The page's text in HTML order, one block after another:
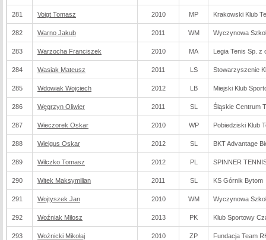
281 Voigt Tomasz 2010 MP Krakowski Klub
282 Warno Jakub 2011 WM Wyczynowa
283 Warzocha Franciszek 2010 MA Legia Tenis Sp. z
284 Wasiak Mateusz 2011 LS Stowarzyszenie
285 Wdowiak Wojciech 2012 LB Miejski Klub
286 Węgrzyn Oliwier 2011 SL Śląskie Centrum
287 Wieczorek Oskar 2010 WP Pobiedziski Klub
288 Wielgus Oskar 2012 SL BKT Advantage
289 Wilczko Tomasz 2012 PL SPINNER
290 Witek Maksymilian 2011 SL KS Górnik Bytom
291 Wojtyszek Jan 2010 WM Wyczynowa
292 Woźniak Miłosz 2013 PK Klub Sportowy
293 Woźnicki Mikołaj 2010 ZP Fundacja Team